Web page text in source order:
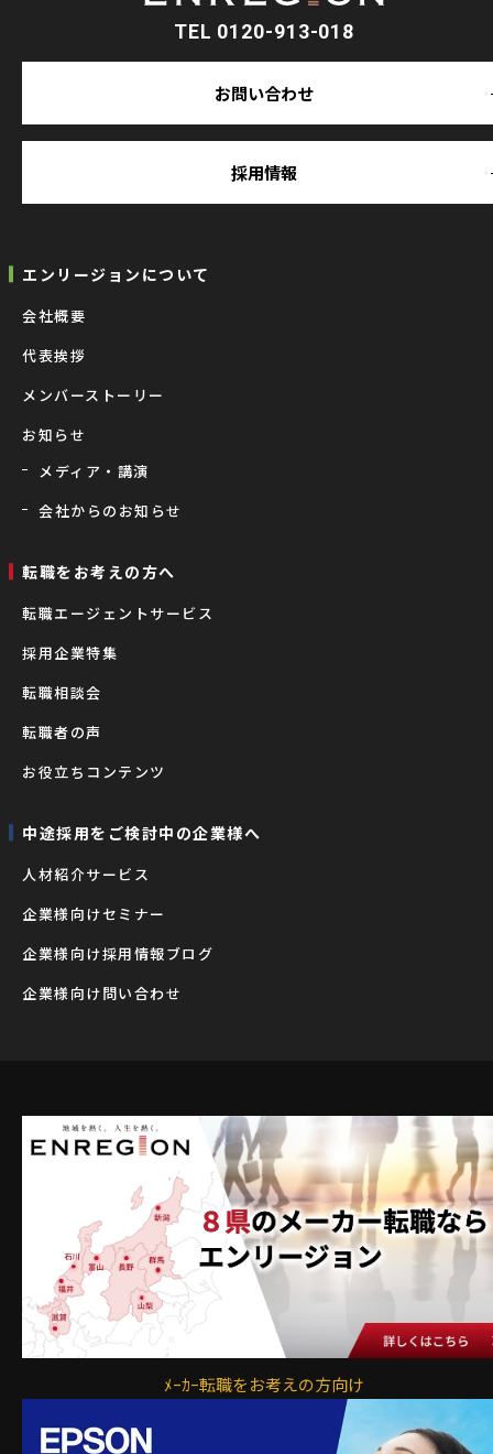
TEL 0120-913-018
お問い合わせ
採用情報
エンリージョンについて
会社概要
代表挨拶
メンバーストーリー
お知らせ
メディア・講演
会社からのお知らせ
転職をお考えの⽅へ
転職エージェントサービス
採用企業特集
転職相談会
転職者の声
お役立ちコンテンツ
中途採用をご検討中の企業様へ
⼈材紹介サービス
企業様向けセミナー
企業様向け採用情報ブログ
企業様向け問い合わせ
ﾒｰｶｰ転職をお考えの方向け